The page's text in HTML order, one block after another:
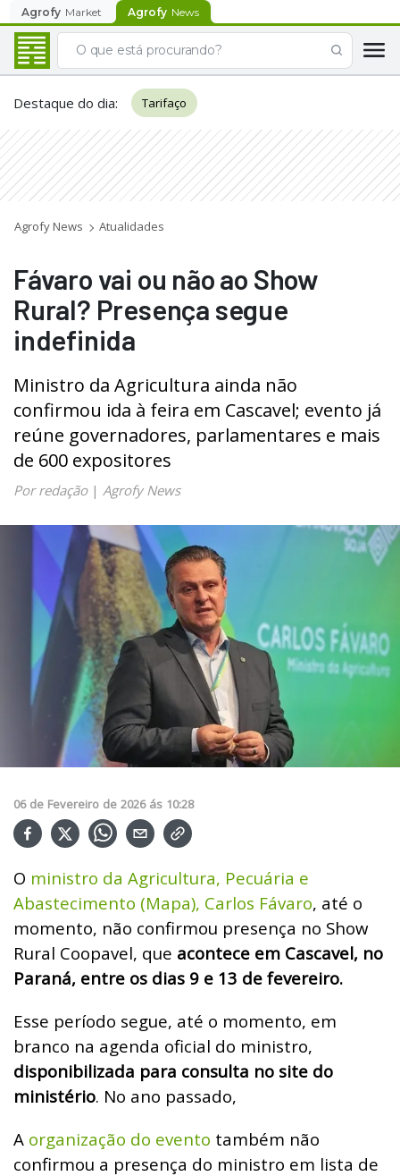
Agrofy Market Agrofy News
Destaque do dia: Tarifaço
Agrofy News Atualidades
Fávaro vai ou não ao Show
Rural? Presença segue
indefinida
Ministro da Agricultura ainda não
confirmou ida à feira em Cascavel; evento já
reúne governadores, parlamentares e mais
de 600 expositores
Por redação| Agrofy News
06 de Fevereiro de 2026 ás 10:28
O ministro da Agricultura, Pecuária e
Abastecimento (Mapa), Carlos Fávaro, até o
momento, não confirmou presença no Show
Rural Coopavel, que acontece em Cascavel, no
Paraná, entre os dias 9 e 13 de fevereiro.
Esse período segue, até o momento, em
branco na agenda oficial do ministro,
disponibilizada para consulta no site do
ministério. No ano passado,
A organização do evento também não
confirmou a presença do ministro em lista de